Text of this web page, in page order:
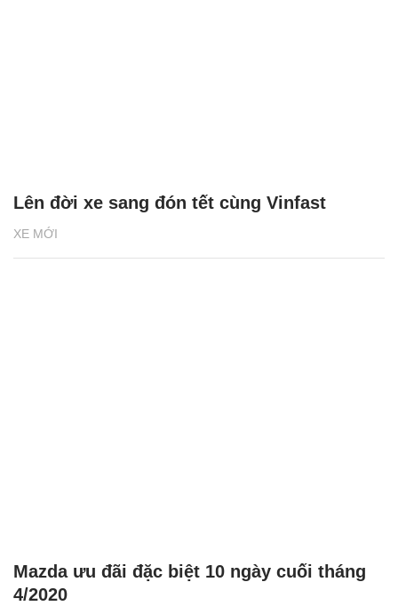
XE MỚI
Lên đời xe sang đón tết cùng Vinfast
Mazda ưu đãi đặc biệt 10 ngày cuối tháng
4/2020